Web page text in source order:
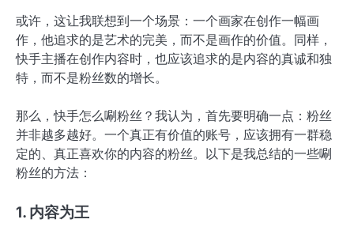
或许，这让我联想到一个场景：一个画家在创作一幅画
作，他追求的是艺术的完美，而不是画作的价值。同样，
快手主播在创作内容时，也应该追求的是内容的真诚和独
特，而不是粉丝数的增长。
那么，快手怎么唰粉丝？我认为，首先要明确一点：粉丝
并非越多越好。一个真正有价值的账号，应该拥有一群稳
定的、真正喜欢你的内容的粉丝。以下是我总结的一些唰
粉丝的方法：
1. 内容为王